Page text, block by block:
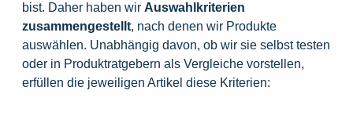
bist. Daher haben wir Auswahlkriterien
zusammengestellt, nach denen wir Produkte
auswählen. Unabhängig davon, ob wir sie selbst testen
oder in Produktratgebern als Vergleiche vorstellen,
erfüllen die jeweiligen Artikel diese Kriterien: